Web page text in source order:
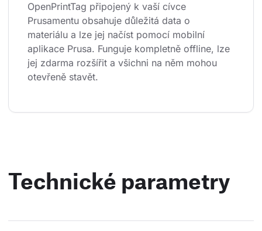
OpenPrintTag připojený k vaší cívce
Prusamentu obsahuje důležitá data o
materiálu a lze jej načíst pomocí mobilní
aplikace Prusa. Funguje kompletně offline, lze
jej zdarma rozšířit a všichni na něm mohou
otevřeně stavět.
Technické parametry